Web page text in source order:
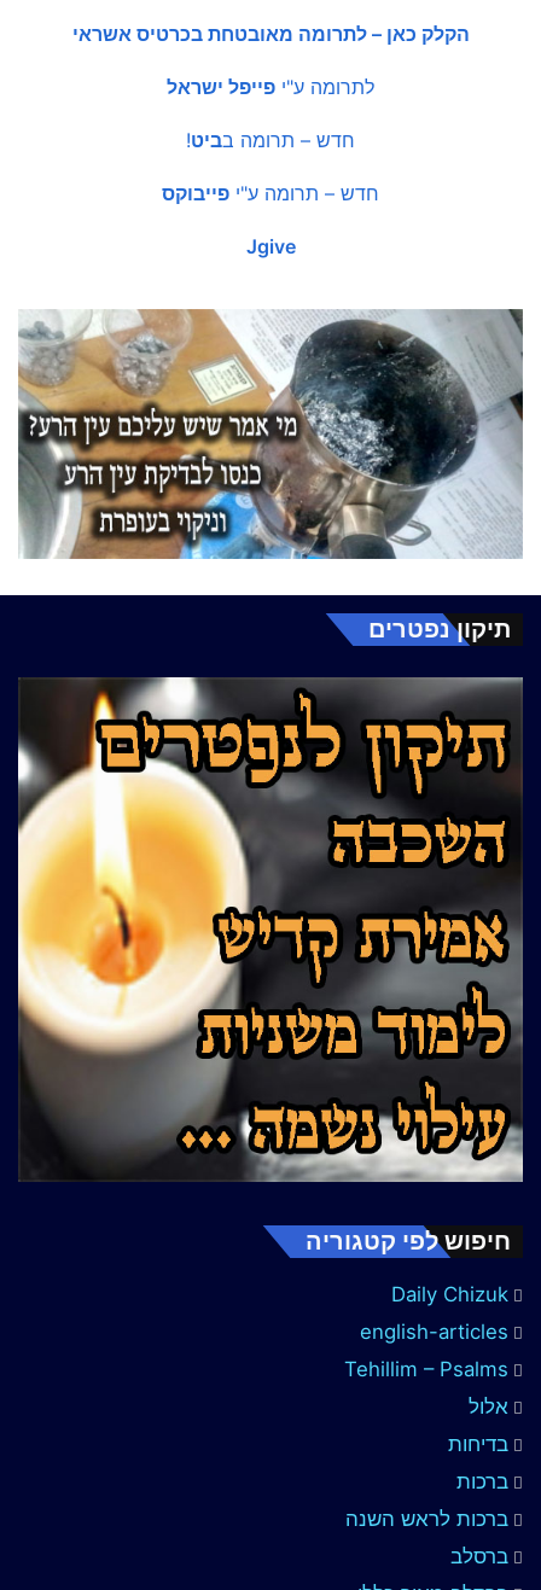
הקלק כאן – לתרומה מאובטחת בכרטיס אשראי
לתרומה ע"י פייפל ישראל
חדש – תרומה בביט!
חדש – תרומה ע"י פייבוקס
Jgive
תיקון נפטרים
חיפוש לפי קטגוריה
Daily Chizuk
english-articles
Tehillim – Psalms
אלול
בדיחות
ברכות
ברכות לראש השנה
ברסלב